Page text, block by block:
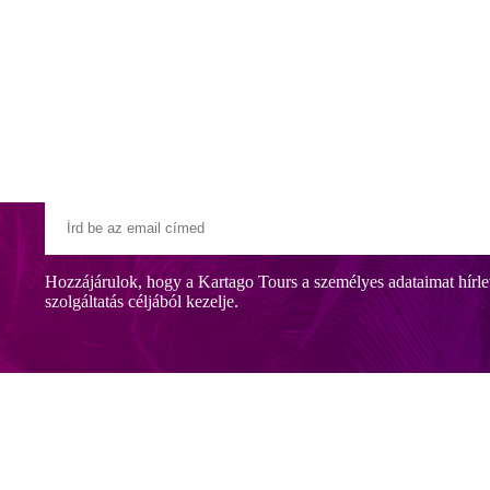
pálmakerttel körülvett, régi szállodakomplexum Sousse
nyugodt pihenésre, éjszaka pedig a mozgalmas városi életre
Hozzájárulok, hogy a Kartago Tours a személyes adataimat
szolgáltatás céljából kezelje.